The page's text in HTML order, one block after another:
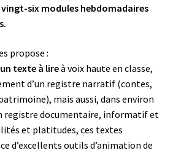
vingt-six modules hebdomadaires
propose :
un texte à lireà voix haute en classe,
d’un registre narratif (contes,
mais aussi, dans environ
registre documentaire, informatif et
et platitudes, ces textes
d’excellents outils d’animation de